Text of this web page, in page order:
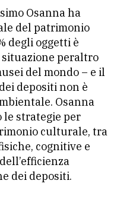
Osanna ha
del patrimonio
degli oggetti è
peraltro
del mondo – e il
depositi non è
Osanna
le strategie per
culturale, tra
cognitive e
dei depositi.